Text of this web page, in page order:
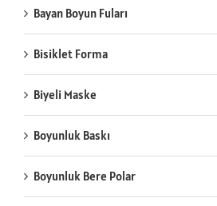
Bayan Boyun Fuları
Bisiklet Forma
Biyeli Maske
Boyunluk Baskı
Boyunluk Bere Polar